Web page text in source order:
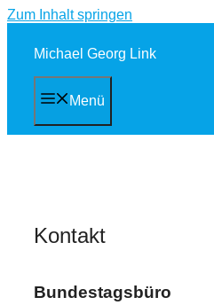
Zum Inhalt springen
Michael Georg Link
Menü
Kontakt
Bundestagsbüro